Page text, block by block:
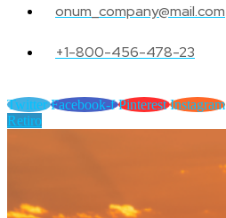
onum_company@mail.com
+1-800-456-478-23
Twitter Facebook-f Pinterest Instagram
Retiro